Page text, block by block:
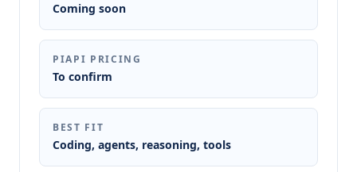
Coming soon
PIAPI PRICING
To confirm
BEST FIT
Coding, agents, reasoning, tools